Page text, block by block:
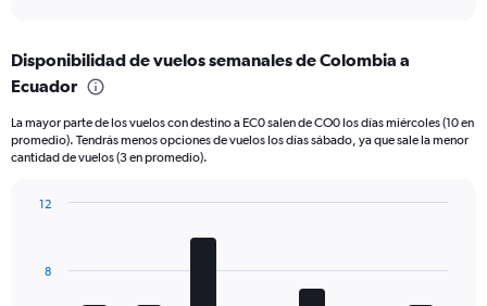
categories.
Range:
categories.
The
chart
displaying
Disponibilidad de vuelos semanales de Colombia a
Ecuador
La mayor parte de los vuelos con destino a EC0 salen de CO0 los días miércoles (10 en
promedio). Tendrás menos opciones de vuelos los días sábado, ya que sale la menor
cantidad de vuelos (3 en promedio).
8
12